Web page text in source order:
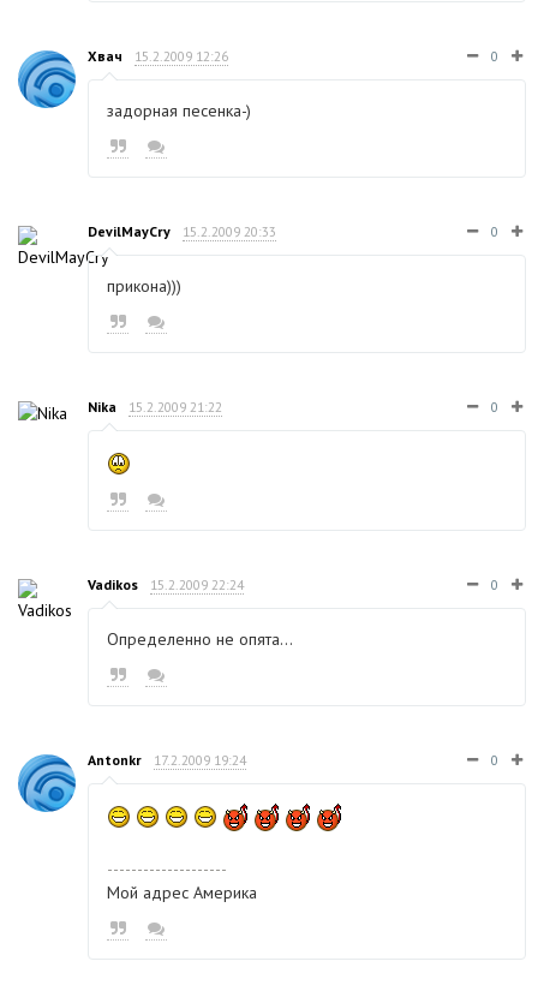
Хвач 15.2.2009 12:26 0
задорная песенка-)
DevilMayCry 15.2.2009 20:33 0
прикона)))
Nika 15.2.2009 21:22 0
Vadikos 15.2.2009 22:24 0
Определенно не опята...
Antonkr 17.2.2009 19:24 0
--------------------
Мой адрес Америка